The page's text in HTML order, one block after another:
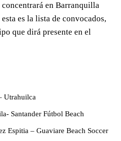
en Barranquilla
es la lista de convocados,
que dirá presente en el
Utrahuilca
Santander Fútbol Beach
Espitia – Guaviare Beach Soccer